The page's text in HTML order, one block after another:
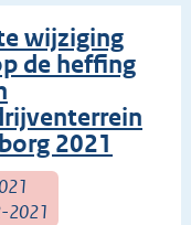
wijziging
de heffing
2021
2021